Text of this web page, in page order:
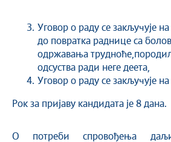
Уговор о раду се закључује
до повратка раднице са
одржавања
одсуства ради неге деета,
Уговор о раду се закључује
Рок за пријаву кандидата је 8 дана.
О потреби спровођења